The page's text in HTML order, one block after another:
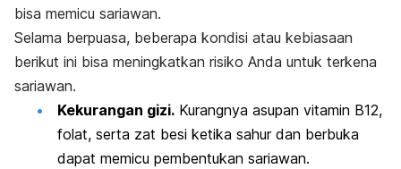
bisa memicu sariawan.
Selama berpuasa, beberapa kondisi atau kebiasaan
berikut ini bisa meningkatkan risiko Anda untuk terkena
sariawan.
Kekurangan gizi. Kurangnya asupan vitamin B12,
folat, serta zat besi ketika sahur dan berbuka
dapat memicu pembentukan sariawan.